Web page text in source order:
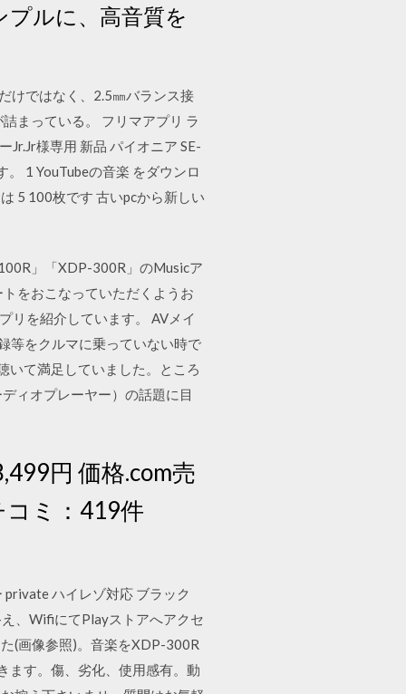
ルに、高音質を
けではなく、2.5㎜バランス接
まっている。 フリマアプリ ラ
様専用 新品 パイオニア SE-
1 YouTubeの音楽 をダウンロ
5 100枚です 古いpcから新しい
」「XDP-300R」のMusicア
をおこなっていただくようお
リを紹介しています。 AVメイ
等をクルマに乗っていない時で
て満足していました。ところ
ィオプレーヤー）の話題に目
円 価格.com売
ミ：419件
ハイレゾ対応 ブラック
、WifiにてPlayストアへアクセ
(画像参照)。音楽をXDP-300R
ます。傷、劣化、使用感有。動